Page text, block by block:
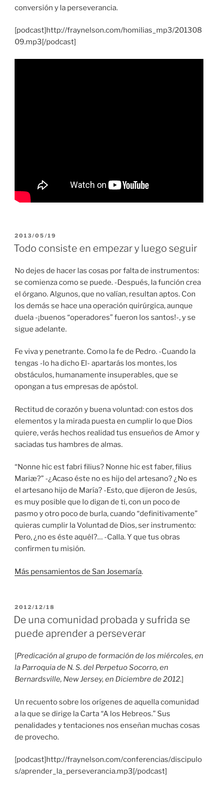
conversión y la perseverancia.
[podcast]http://fraynelson.com/homilias_mp3/201308
09.mp3[/podcast]
PUBLICADO
EL
2013/05/19
Todo consiste en empezar y luego seguir
No dejes de hacer las cosas por falta de instrumentos:
se comienza como se puede. -Después, la función crea
el órgano. Algunos, que no valían, resultan aptos. Con
los demás se hace una operación quirúrgica, aunque
duela -¡buenos “operadores” fueron los santos!-, y se
sigue adelante.
Fe viva y penetrante. Como la fe de Pedro. -Cuando la
tengas -lo ha dicho El- apartarás los montes, los
obstáculos, humanamente insuperables, que se
opongan a tus empresas de apóstol.
Rectitud de corazón y buena voluntad: con estos dos
elementos y la mirada puesta en cumplir lo que Dios
quiere, verás hechos realidad tus ensueños de Amor y
saciadas tus hambres de almas.
“Nonne hic est fabri filius? Nonne hic est faber, filius
Mariæ?” -¿Acaso éste no es hijo del artesano? ¿No es
el artesano hijo de María? -Esto, que dijeron de Jesús,
es muy posible que lo digan de ti, con un poco de
pasmo y otro poco de burla, cuando “definitivamente”
quieras cumplir la Voluntad de Dios, ser instrumento:
Pero, ¿no es éste aquél?… -Calla. Y que tus obras
confirmen tu misión.
Más pensamientos de San Josemaría.
PUBLICADO
EL
2012/12/18
De una comunidad probada y sufrida se
puede aprender a perseverar
[Predicación al grupo de formación de los miércoles, en
la Parroquia de N. S. del Perpetuo Socorro, en
Bernardsville, New Jersey, en Diciembre de 2012.]
Un recuento sobre los orígenes de aquella comunidad
a la que se dirige la Carta “A los Hebreos.” Sus
penalidades y tentaciones nos enseñan muchas cosas
de provecho.
[podcast]http://fraynelson.com/conferencias/discipulo
s/aprender_la_perseverancia.mp3[/podcast]